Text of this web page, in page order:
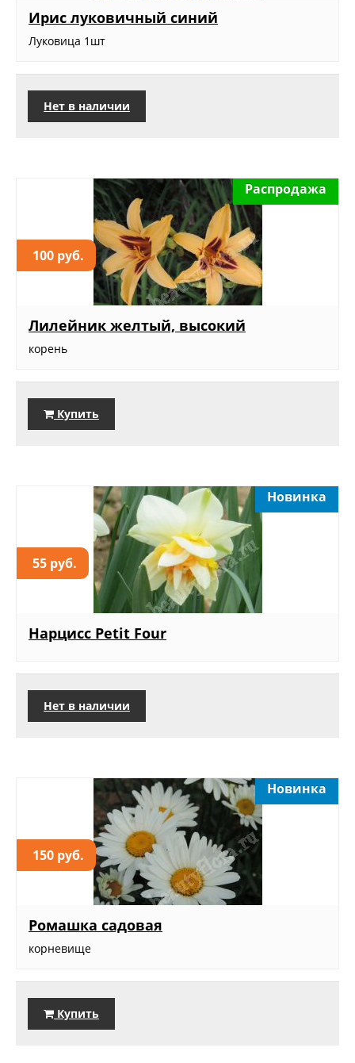
Ирис луковичный синий
Луковица 1шт
Нет в наличии
100 руб.
Распродажа
Лилейник желтый, высокий
корень
Купить
55 руб.
Новинка
Нарцисс Petit Four
Нет в наличии
150 руб.
Новинка
Ромашка садовая
корневище
Купить